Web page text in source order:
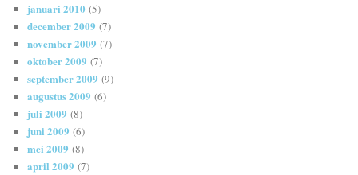
januari 2010 (5)
december 2009 (7)
november 2009 (7)
oktober 2009 (7)
september 2009 (9)
augustus 2009 (6)
juli 2009 (8)
juni 2009 (6)
mei 2009 (8)
april 2009 (7)